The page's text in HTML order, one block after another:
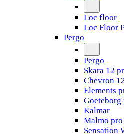
Loc floor
Loc Floor
Pergo
Pergo
Skara 12
Chevron
Elements
Goeteborg
Kalmar
Malmo pro
Sensation